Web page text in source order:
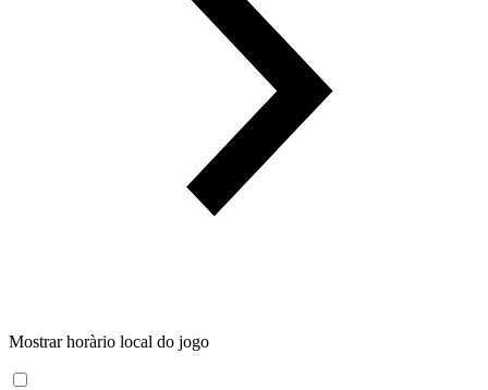
Mostrar horàrio local do jogo